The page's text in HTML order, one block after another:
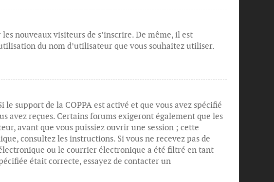
nouveaux visiteurs de s’inscrire. De même, il est
du nom d’utilisateur que vous souhaitez utiliser.
support de la COPPA est activé et que vous avez spécifié
avez reçues. Certains forums exigeront également que les
avant que vous puissiez ouvrir une session ; cette
consultez les instructions. Si vous ne recevez pas de
ou le courrier électronique a été filtré en tant
était correcte, essayez de contacter un